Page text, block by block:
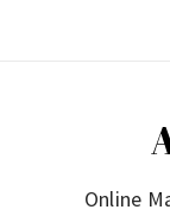
Online